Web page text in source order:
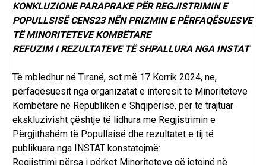
KONKLUZIONE PARAPRAKE PËR REGJISTRIMIN E
POPULLSISË CENS23 NËN PRIZMIN E PËRFAQËSUESVE
TË MINORITETEVE KOMBËTARE
REFUZIM I REZULTATEVE TË SHPALLURA NGA INSTAT
Të mbledhur në Tiranë, sot më 17 Korrik 2024, ne,
përfaqësuesit nga organizatat e interesit të Minoriteteve
Kombëtare në Republikën e Shqipërisë, për të trajtuar
ekskluzivisht çështje të lidhura me Regjistrimin e
Përgjithshëm të Popullsisë dhe rezultatet e tij të
publikuara nga INSTAT konstatojmë:
Regjistrimi përsa i përket Minoriteteve që jetojnë në